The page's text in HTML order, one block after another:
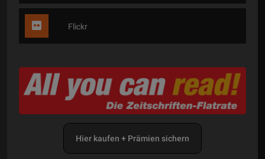
Flickr
Hier kaufen + Prämien sichern